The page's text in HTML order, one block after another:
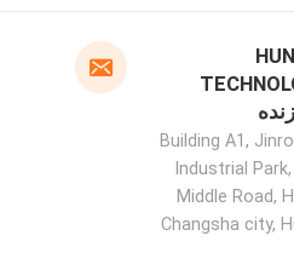
Building A1,
Industrial
Middle Road,
Changsha city,